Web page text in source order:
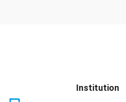
Institution